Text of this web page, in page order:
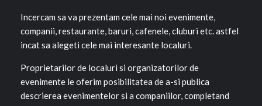
Incercam sa va prezentam cele mai noi evenimente,
companii, restaurante, baruri, cafenele, cluburi etc. astfel
incat sa alegeti cele mai interesante localuri.
Proprietarilor de localuri si organizatorilor de
evenimente le oferim posibilitatea de a-si publica
descrierea evenimentelor si a companiilor, completand